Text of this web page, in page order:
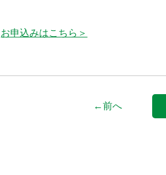
お申込みはこちら＞
←前へ